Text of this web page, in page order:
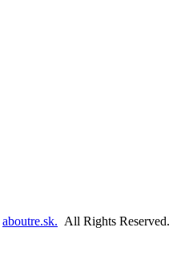
aboutre.sk. All Rights Reserved.